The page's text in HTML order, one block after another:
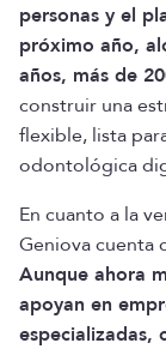
personas y el
próximo año,
años, más de
construir una
flexible, lista
odontológica
En cuanto a la
Geniova cuenta
Aunque ahora
apoyan en
especializadas,